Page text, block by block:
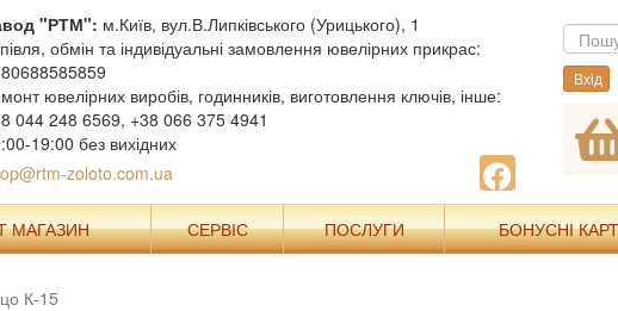
"РТМ": м.Київ, вул.В.Липківського (Урицького), 1
обмін та індивідуальні замовлення ювелірних прикрас:
ювелірних виробів, годинників, виготовлення ключів, інше:
044 248 6569, +38 066 375 4941
19:00 без вихідних
zoloto.com.ua
Вхід
МАГАЗИН СЕРВІС ПОСЛУГИ БОНУСНІ
К-15